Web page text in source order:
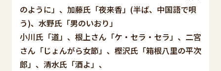
のように」、加藤氏「夜来香」(半ば、中国語で唄
う)、水野氏「男のいおり」
小川氏「道」、根上さん「ケ・セラ・セラ」、二宮
さん「じょんがら女節」、樫沢氏「箱根八里の平次
郎」、清水氏「酒よ」、